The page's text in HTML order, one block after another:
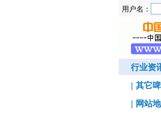
用户名：
行业资
| 其它
| 网站